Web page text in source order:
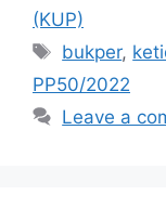
(KUP)
Tags
bukper,
PP50/2022
Leave a